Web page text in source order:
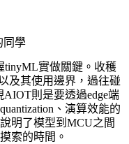
同學
tinyML實做關鍵。收穫
及其使用邊界，過往碰
則是要透過edge端
、演算效能的
明了模型到MCU之間
索的時間。